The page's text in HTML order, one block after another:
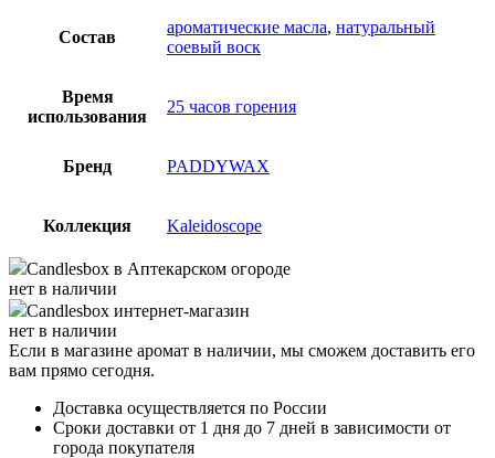
Состав
ароматические масла, натуральный
соевый воск
Время
использования
25 часов горения
Бренд PADDYWAX
Коллекция Kaleidoscope
Candlesbox в Аптекарском огороде
нет в наличии
Candlesbox интернет-магазин
нет в наличии
Если в магазине аромат в наличии, мы сможем доставить его
вам прямо сегодня.
Доставка осуществляется по России
Сроки доставки от 1 дня до 7 дней в зависимости от
города покупателя